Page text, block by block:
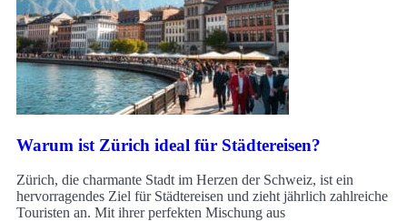
Warum ist Zürich ideal für Städtereisen?
Zürich, die charmante Stadt im Herzen der Schweiz, ist ein
hervorragendes Ziel für Städtereisen und zieht jährlich zahlreiche
Touristen an. Mit ihrer perfekten Mischung aus